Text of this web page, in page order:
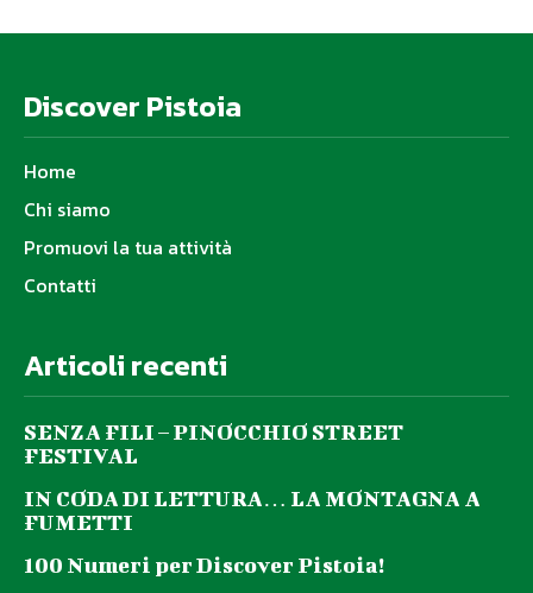
Discover Pistoia
Home
Chi siamo
Promuovi la tua attività
Contatti
Articoli recenti
SENZA FILI – PINOCCHIO STREET
FESTIVAL
IN CODA DI LETTURA… LA MONTAGNA A
FUMETTI
100 Numeri per Discover Pistoia!